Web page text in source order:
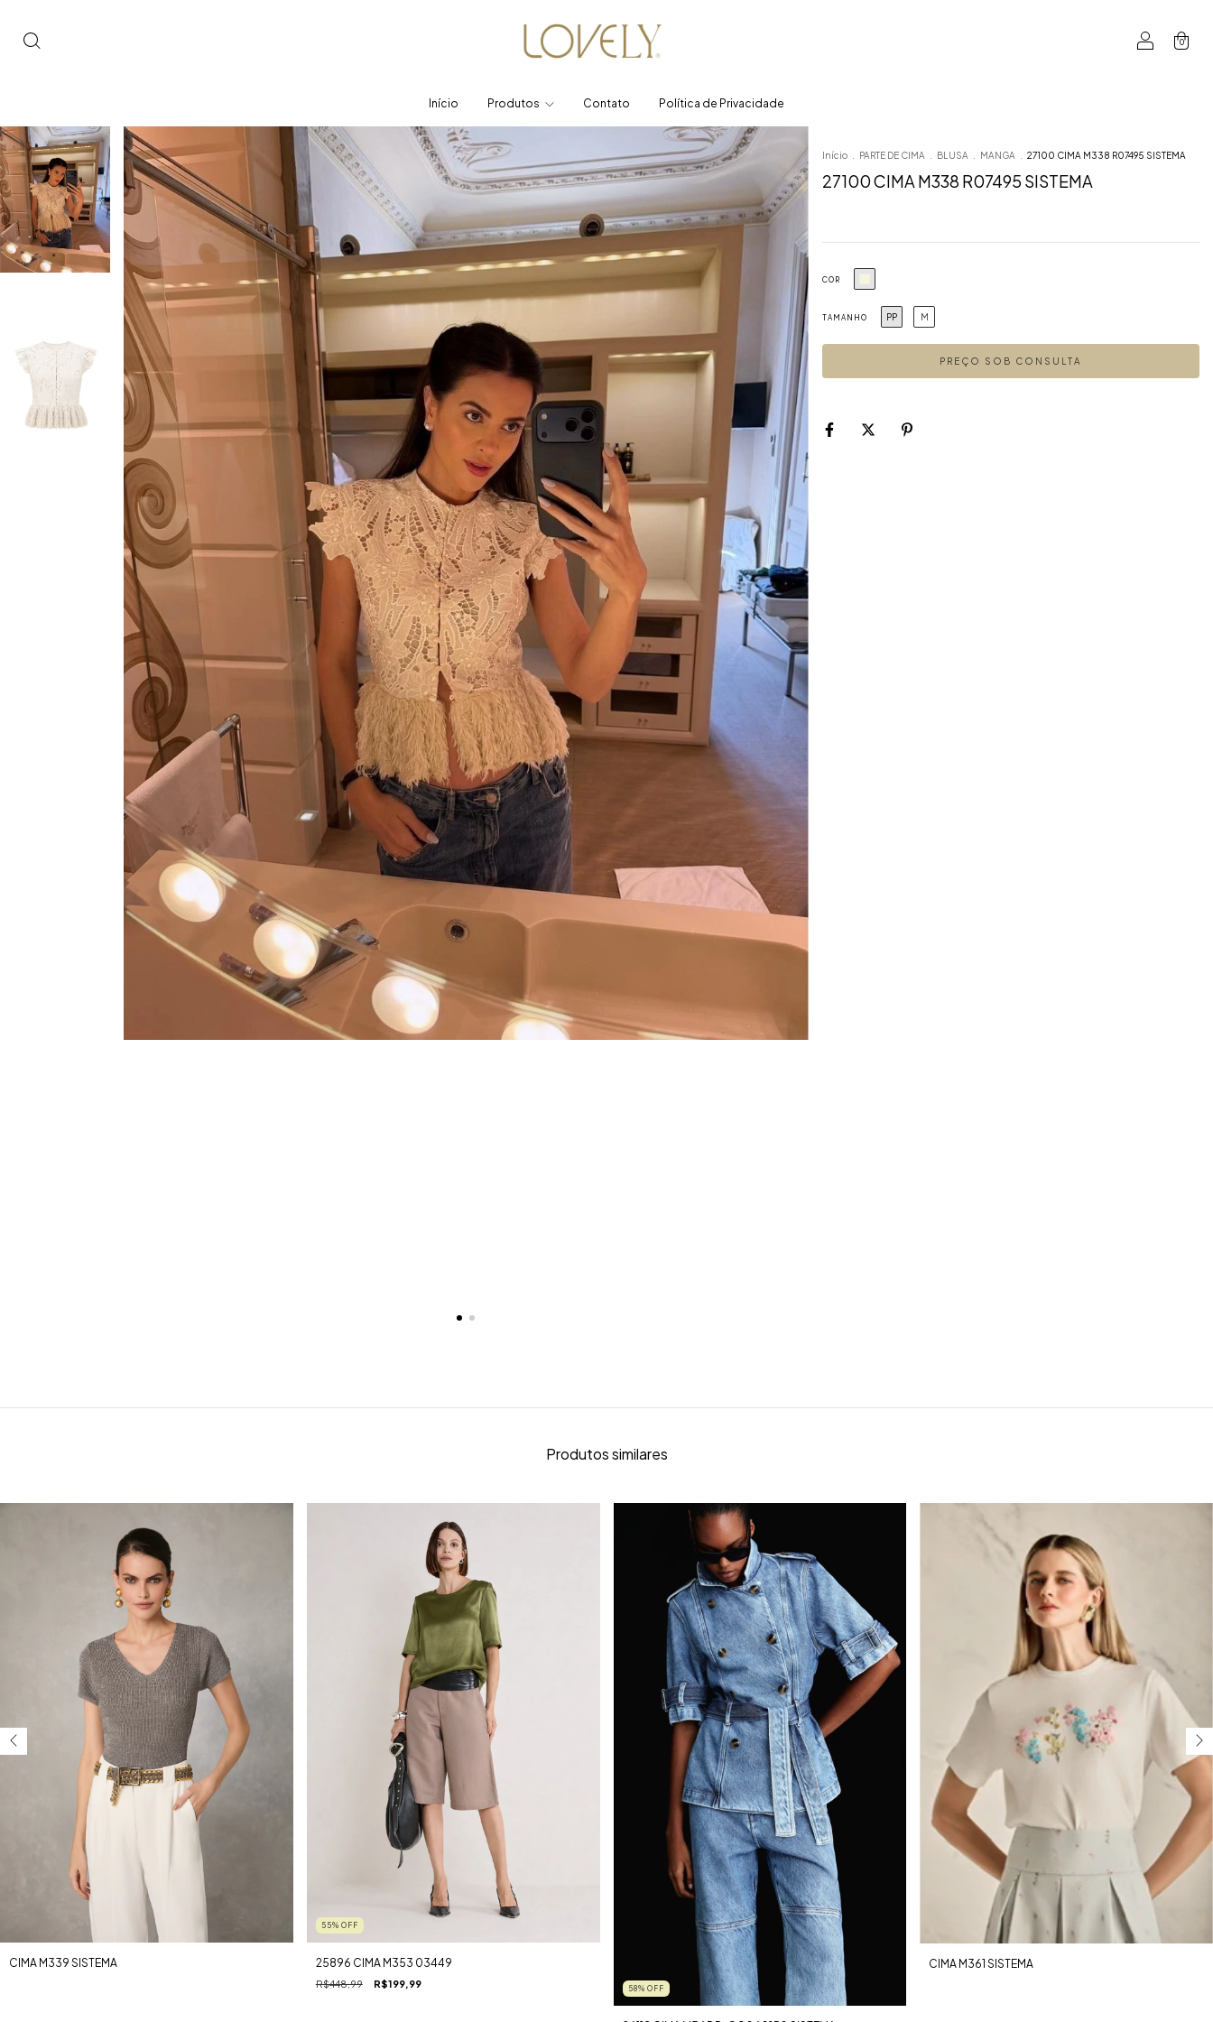
0
Início Produtos Contato Política de Privacidade
Início PARTE DE CIMA BLUSA MANGA 27100 CIMA M338 R07495 SISTEMA
27100 CIMA M338 R07495 SISTEMA
COR
TAMANHO PP M
Produtos similares
CIMA M339 SISTEMA
55% OFF
25896 CIMA M353 03449
R$448,99 R$199,99 58% OFF
CIMA M361 SISTEMA